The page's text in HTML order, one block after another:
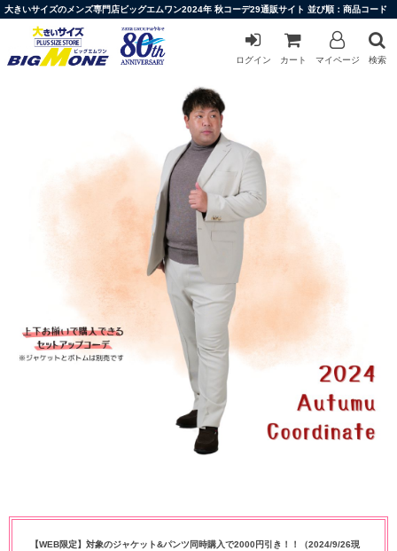
大きいサイズのメンズ専門店ビッグエムワン2024年 秋コーデ29通販サイト 並び順：商品コード
ログイン カート マイページ 検索
【WEB限定】対象のジャケット&パンツ同時購入で2000円引き！！（2024/9/26現